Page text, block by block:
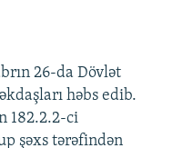
26-da Dövlət
həbs edib.
182.2.2-ci
şəxs tərəfindən